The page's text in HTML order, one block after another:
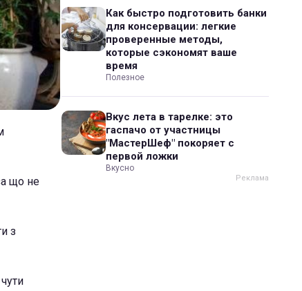
що не
з
Как быстро подготовить банки
для консервации: легкие
проверенные методы,
которые сэкономят ваше
время
Полезное
Вкус лета в тарелке: это
гаспачо от участницы
"МастерШеф" покоряет с
первой ложки
Вкусно